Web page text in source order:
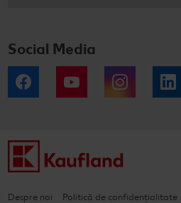
Social Media
Facebook YouTube Instagram
Despre noi Politică de confidențialitate